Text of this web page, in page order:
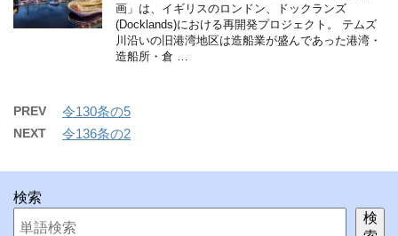
画」は、イギリスのロンドン、ドックランズ
(Docklands)における再開発プロジェクト。 テムズ
川沿いの旧港湾地区は造船業が盛んであった港湾・
造船所・倉 …
PREV 令130条の5
NEXT 令136条の2
検索
検